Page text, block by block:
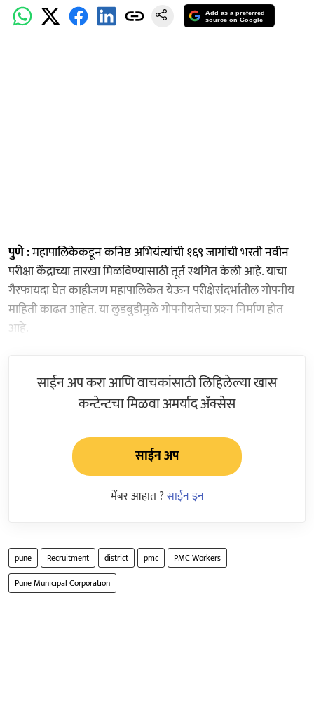
Add as a preferred
source on Google
पुणे :महापालिकेकडून कनिष्ठ अभियंत्यांची १६९ जागांची भरती नवीन
परीक्षा केंद्राच्या तारखा मिळविण्यासाठी तूर्त स्थगित केली आहे. याचा
गैरफायदा घेत काहीजण महापालिकेत येऊन परीक्षेसंदर्भातील गोपनीय
माहिती काढत आहेत. या लुडबुडीमुळे गोपनीयतेचा प्रश्‍न निर्माण होत
आहे.
साईन अप करा आणि वाचकांसाठी लिहिलेल्या खास
कन्टेन्टचा मिळवा अमर्याद ॲक्सेस
साईन अप
मेंबर आहात ?साईन इन
pune Recruitment district pmc
PMC Workers
Pune Municipal Corporation